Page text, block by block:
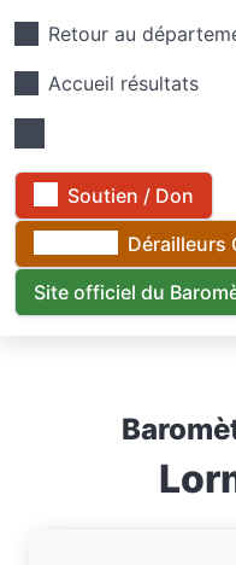
Retour au
Accueil résultats
Soutien / Don
Dérailleurs
Site officiel du